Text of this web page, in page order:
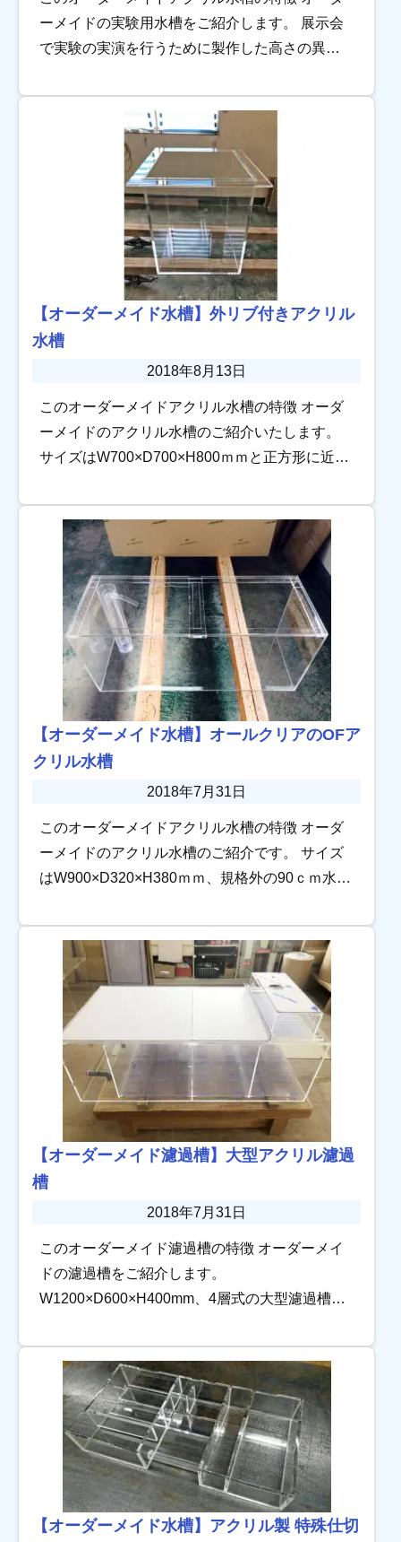
ーメイドの実験用水槽をご紹介します。 展示会
で実験の実演を行うために製作した高さの異な
び出したプレート部分を合わせ、ボルトで合体
【オーダーメイド水槽】外リブ付きアクリル
水槽
2018年8月13日
このオーダーメイドアクリル水槽の特徴 オーダ
ーメイドのアクリル水槽のご紹介いたします。
サイズはW700×D700×H800ｍｍと正方形に近
ブが特徴です。 外リブ […]
【オーダーメイド水槽】オールクリアのOFア
クリル水槽
2018年7月31日
このオーダーメイドアクリル水槽の特徴 オーダ
ーメイドのアクリル水槽のご紹介です。 サイズ
はW900×D320×H380ｍｍ、規格外の90ｃｍ水槽
フローです！ ソケ […]
【オーダーメイド濾過槽】大型アクリル濾過
槽
2018年7月31日
このオーダーメイド濾過槽の特徴 オーダーメイ
ドの濾過槽をご紹介します。
W1200×D600×H400mm、4層式の大型濾過槽で
よう設計しています。 […]
【オーダーメイド水槽】アクリル製 特殊仕切